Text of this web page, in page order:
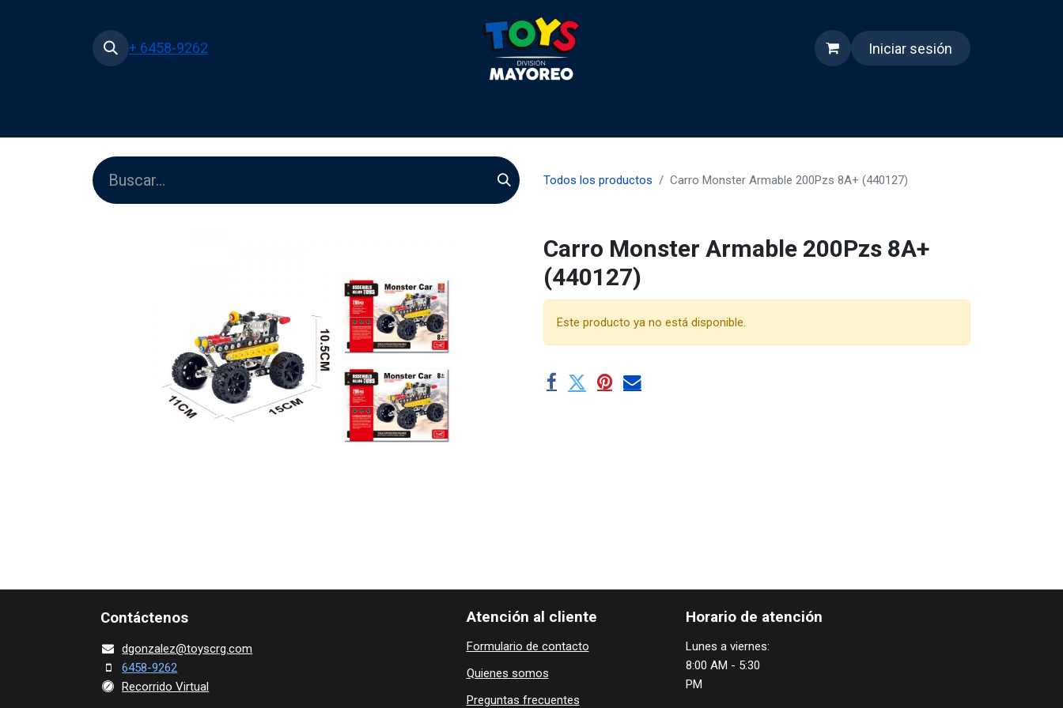
+ 6458-9262 Iniciar sesión
Todos los productos Carro Monster Armable 200Pzs 8A+ (440127)
Carro Monster Armable 200Pzs 8A+
(440127)
Este producto ya no está disponible.
Contácte​nos
dgonza​lez@toy​scrg.c​o​m
6458-9262
Recorrido Virtual
Horario de atención
Lunes a viernes:
8:00 AM - 5:30
PM
Atención al cliente
Formulario de contacto
Quienes ​som​​​os
Preguntas frecuentes